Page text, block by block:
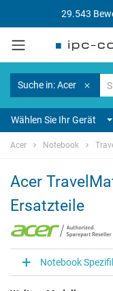
29.543
Suche in: Acer
Wählen Sie Ihr Gerät
Acer Notebook
Acer
Ersatzteile
Notebook